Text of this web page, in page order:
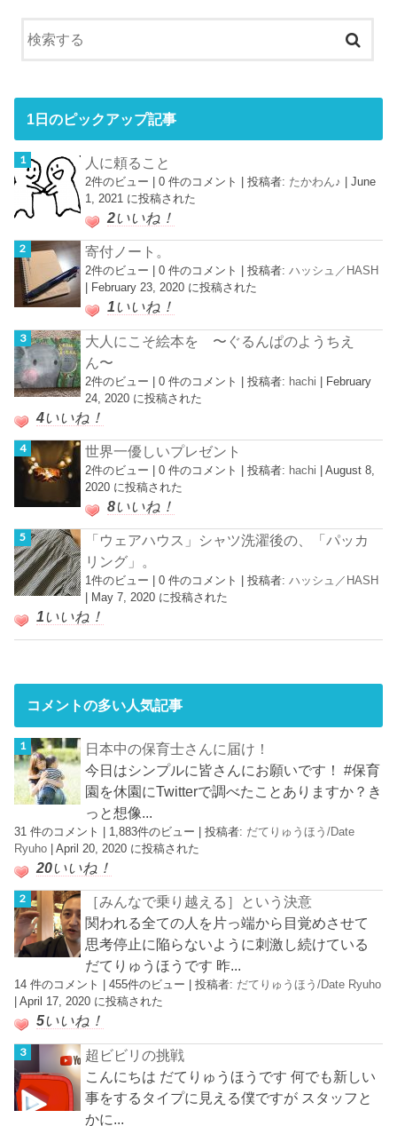
1日のピックアップ記事
人に頼ること
2件のビュー |0 件のコメント |投稿者: たかわん♪ |June
1, 2021 に投稿された
2いいね！
寄付ノート。
2件のビュー |0 件のコメント |投稿者:ハッシュ／HASH
February 23, 2020 に投稿された
1 いいね！
大人にこそ絵本を 〜ぐるんぱのようちえ
ん〜
2件のビュー |0 件のコメント |投稿者: hachi | February
24, 2020 に投稿された
4いいね！
世界一優しいプレゼント
2件のビュー |0 件のコメント |投稿者: hachi |August 8,
2020 に投稿された
8いいね！
「ウェアハウス」シャツ洗濯後の、「パッカ
リング」。
1件のビュー |0 件のコメント |投稿者:ハッシュ／HASH
May 7, 2020 に投稿された
1 いいね！
コメントの多い人気記事
日本中の保育士さんに届け！
今日はシンプルに皆さんにお願いです！ #保育
園を休園にTwitterで調べたことありますか？き
っと想像...
31 件のコメント 1,883件のビュー |投稿者: だてりゅうほう/Date
Ryuho |April 20, 2020 に投稿された
20いいね！
［みんなで乗り越える］という決意
関われる全ての人を片っ端から目覚めさせて
思考停止に陥らないように刺激し続けている
だてりゅうほうです 昨...
14 件のコメント |455件のビュー |投稿者: だてりゅうほう/Date Ryuho
|April 17, 2020 に投稿された
5いいね！
超ビビリの挑戦
こんにちは だてりゅうほうです 何でも新しい
事をするタイプに見える僕ですが スタッフと
かに...